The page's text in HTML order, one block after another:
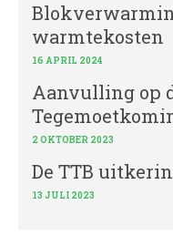
warmtekosten
16 APRIL 2024
Aanvulling op
2 OKTOBER 2023
De TTB
13 JULI 2023